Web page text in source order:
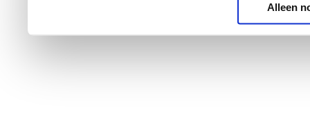
Alleen